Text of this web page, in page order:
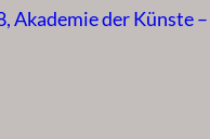
der Künste